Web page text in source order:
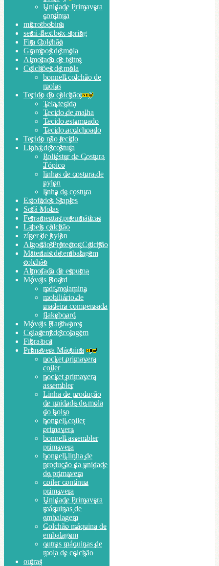
Unidade Primavera
contínua
micro bobina
semi-flex box-spring
Fita Colchão
Grampos de mola
Almofada de feltro
Colchões de mola
bonnell colchão de
molas
Tecido do colchão
Tela tecida
Tecido de malha
Tecido estampado
Tecido acolchoado
Tecido não tecido
Linha de costura
Poliéster de Costura
Tópico
linhas de costura de
nylon
linha de costura
Estofados Staples
Sofá Molas
Ferramentas pneumáticas
Labels colchão
zíper de nylon
Algodão Protector Colchão
Materiais de embalagem
colchão
Almofada de espuma
Móveis Board
mdf melamina
mobiliário de
madeira compensada
flakeboard
Móveis Hardwares
Colagem de colagem
Fibra oca
Primavera Máquina
pocket primavera
coiler
pocket primavera
assembler
Linha de produção
de unidade de mola
do bolso
bonnell coiler
primavera
bonnell assembler
primavera
bonnell linha de
produção da unidade
de primavera
coiler contínua
primavera
Unidade Primavera
máquinas de
embalagem
Colchão máquina de
embalagem
outras máquinas de
mola de colchão
outras